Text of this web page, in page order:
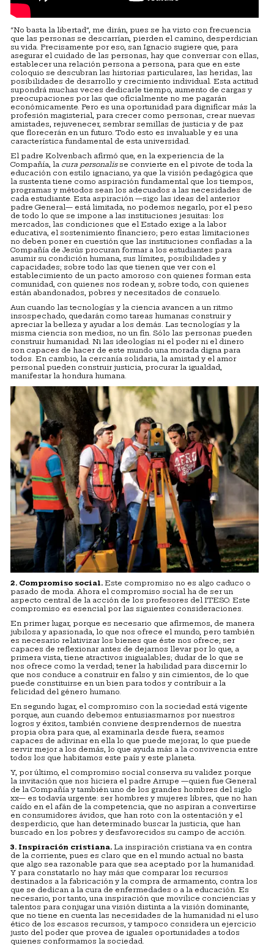
“No basta la libertad”, me dirán, pues se ha visto con frecuencia
que las personas se descarrían, pierden el camino, desperdician
su vida. Precisamente por eso, san Ignacio sugiere que, para
asegurar el cuidado de las personas, hay que conversar con ellas,
establecer una relación persona a persona, para que en este
coloquio se descubran las historias particulares, las heridas, las
posibilidades de desarrollo y crecimiento individual. Esta actitud
supondrá muchas veces dedicarle tiempo, aumento de cargas y
preocupaciones por las que oficialmente no me pagarán
económicamente. Pero es una oportunidad para dignificar más la
profesión magisterial, para crecer como personas, crear nuevas
amistades, rejuvenecer, sembrar semillas de justicia y de paz
que florecerán en un futuro. Todo esto es invaluable y es una
característica fundamental de esta universidad.
El padre Kolvenbach afirmó que, en la experiencia de la
Compañía, la cura personalis se convierte en el pivote de toda la
educación con estilo ignaciano, ya que la visión pedagógica que
la sustenta tiene como aspiración fundamental que los tiempos,
programas y métodos sean los adecuados a las necesidades de
cada estudiante. Esta aspiración —sigo las ideas del anterior
padre General— está limitada, no podemos negarlo, por el peso
de todo lo que se impone a las instituciones jesuitas: los
mercados, las condiciones que el Estado exige a la labor
educativa, el sostenimiento financiero; pero estas limitaciones
no deben poner en cuestión que las instituciones confiadas a la
Compañía de Jesús procuran formar a los estudiantes para
asumir su condición humana, sus límites, posibilidades y
capacidades; sobre todo las que tienen que ver con el
establecimiento de un pacto amoroso con quienes forman esta
comunidad, con quienes nos rodean y, sobre todo, con quienes
están abandonados, pobres y necesitados de consuelo.
Aun cuando las tecnologías y la ciencia avancen a un ritmo
insospechado, quedarán como tareas humanas construir y
apreciar la belleza y ayudar a los demás. Las tecnologías y la
misma ciencia son medios, no un fin. Sólo las personas pueden
construir humanidad. Ni las ideologías ni el poder ni el dinero
son capaces de hacer de este mundo una morada digna para
todos. En cambio, la cercanía solidaria, la amistad y el amor
personal pueden construir justicia, procurar la igualdad,
manifestar la hondura humana.
2. Compromiso social. Este compromiso no es algo caduco o
pasado de moda. Ahora el compromiso social ha de ser un
aspecto central de la acción de los profesores del ITESO. Este
compromiso es esencial por las siguientes consideraciones.
En primer lugar, porque es necesario que afirmemos, de manera
jubilosa y apasionada, lo que nos ofrece el mundo, pero también
es necesario relativizar los bienes que éste nos ofrece; ser
capaces de reflexionar antes de dejarnos llevar por lo que, a
primera vista, tiene atractivos inigualables; dudar de lo que se
nos ofrece como la verdad; tener la habilidad para discernir lo
que nos conduce a construir en falso y sin cimientos, de lo que
puede constituirse en un bien para todos y contribuir a la
felicidad del género humano.
En segundo lugar, el compromiso con la sociedad está vigente
porque, aun cuando debemos entusiasmarnos por nuestros
logros y éxitos, también conviene desprendernos de nuestra
propia obra para que, al examinarla desde fuera, seamos
capaces de adivinar en ella lo que puede mejorar, lo que puede
servir mejor a los demás, lo que ayuda más a la convivencia entre
todos los que habitamos este país y este planeta.
Y, por último, el compromiso social conserva su validez porque
la invitación que nos hiciera el padre Arrupe —quien fue General
de la Compañía y también uno de los grandes hombres del siglo
xx— es todavía urgente: ser hombres y mujeres libres, que no han
caído en el afán de la competencia, que no aspiran a convertirse
en consumidores ávidos, que han roto con la ostentación y el
desperdicio, que han determinado buscar la justicia, que han
buscado en los pobres y desfavorecidos su campo de acción.
3. Inspiración cristiana. La inspiración cristiana va en contra
de la corriente, pues es claro que en el mundo actual no basta
que algo sea razonable para que sea aceptado por la humanidad.
Y para constatarlo no hay más que comparar los recursos
destinados a la fabricación y la compra de armamento, contra los
que se dedican a la cura de enfermedades o a la educación. Es
necesario, por tanto, una inspiración que movilice conciencias y
talentos para conjugar una visión distinta a la visión dominante,
que no tiene en cuenta las necesidades de la humanidad ni el uso
ético de los escasos recursos, y tampoco considera un ejercicio
justo del poder que provea de iguales oportunidades a todos
quienes conformamos la sociedad.